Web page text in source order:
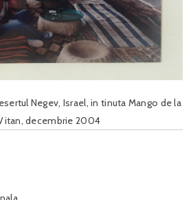
Negev, Israel, in tinuta Mango de la
decembrie 2004